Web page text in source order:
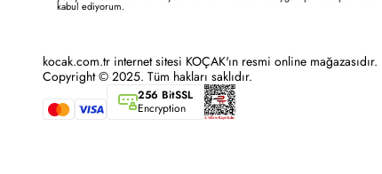
kabul ediyorum.
kocak.com.tr internet sitesi KOÇAK'ın resmi online mağazasıdır.
Copyright © 2025. Tüm hakları saklıdır.
256 BitSSL
Encryption